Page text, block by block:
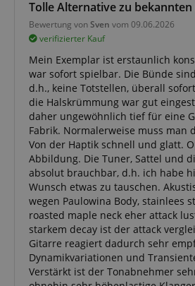
Tolle Alternative zu
Bewertung von Sven vom 09.06.2026
verifizierter Kauf
Mein Exemplar ist erstaunlich
war sofort spielbar. Die Bünde
d.h., keine Totstellen, überall
die Halskrümmung war gut
daher ungewöhnlich tief für eine
Fabrik. Normalerweise muss man
Von der Haptik schnell und glatt.
Abbildung. Die Tuner, Sattel und
absolut brauchbar, d.h. ich habe
Wunsch etwas zu tauschen.
wegen Paulowina Body, stainlees
roasted maple neck eher attack
starkem decay ist der attack
Gitarre reagiert dadurch sehr
Dynamikvariationen und
Verstärkt ist der Tonabnehmer